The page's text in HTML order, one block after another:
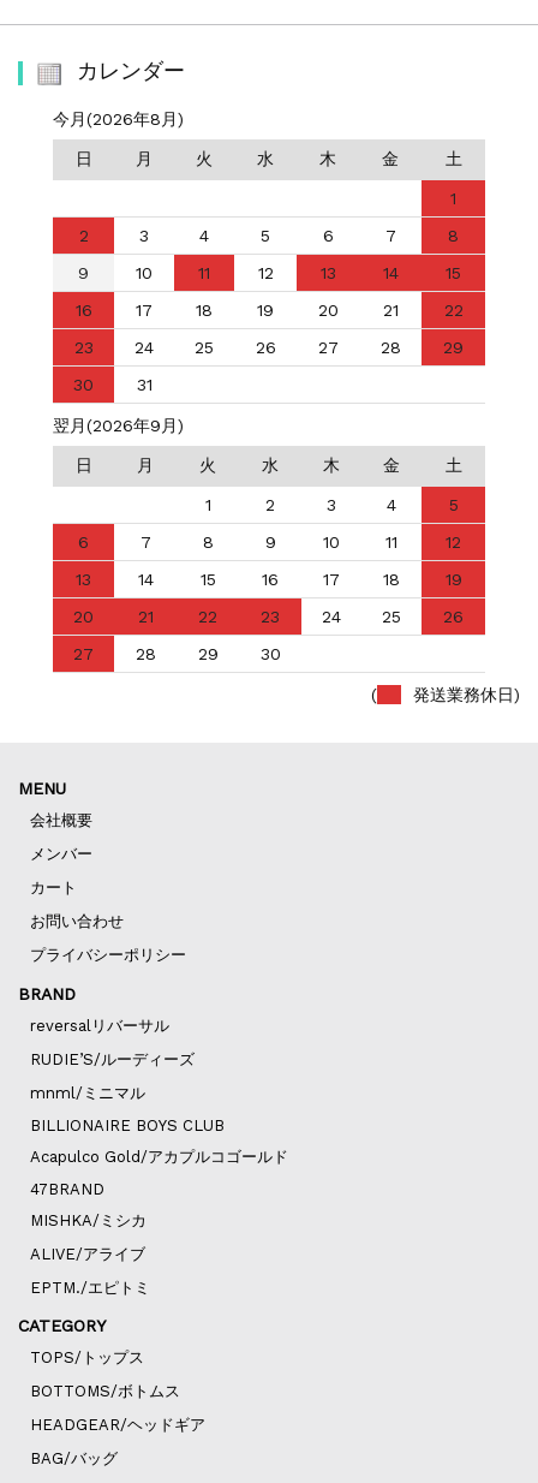
カレンダー
今月(2026年8月)
日 月 火 水 木 金 土
1
2
3 4 5 6 7
8
9
10 11 12 13 14
15
16
17 18 19 20 21
22
23
24 25 26 27 28
29
30
31
翌月(2026年9月)
日 月 火 水 木 金 土
1 2 3 4
5
6
7 8 9 10 11
12
13
14 15 16 17 18
19
20
21 22 23 24 25
26
27
28 29 30
( 発送業務休日)
MENU
会社概要
メンバー
カート
お問い合わせ
プライバシーポリシー
BRAND
reversalリバーサル
RUDIE’S/ルーディーズ
mnml/ミニマル
BILLIONAIRE BOYS CLUB
Acapulco Gold/アカプルコゴールド
47BRAND
MISHKA/ミシカ
ALIVE/アライブ
EPTM./エピトミ
CATEGORY
TOPS/トップス
BOTTOMS/ボトムス
HEADGEAR/ヘッドギア
BAG/バッグ